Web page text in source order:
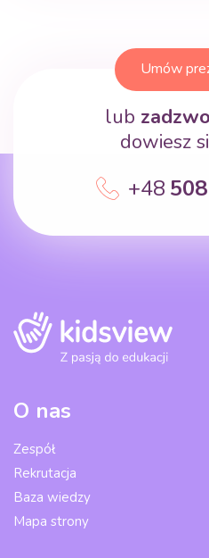
Umów
lub
dowiesz
+48
O nas
Zespół
Rekrutacja
Baza wiedzy
Mapa strony